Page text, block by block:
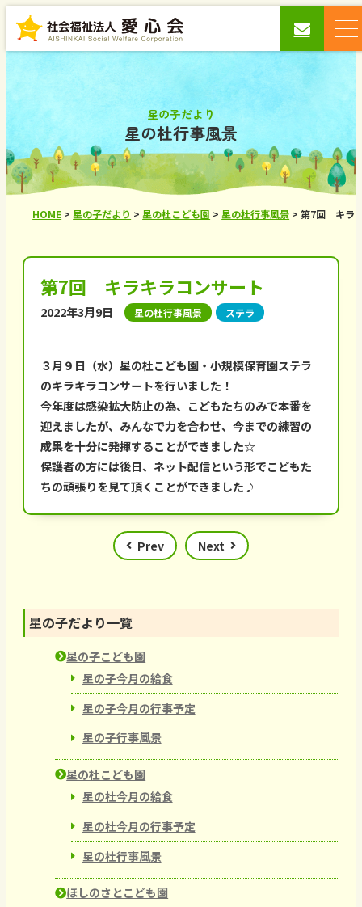
星の杜行事風景
星の子だより
HOME >星の子だより >星の杜こども園 >星の杜行事風景 >第7回 キラ
第7回 キラキラコンサート
2022年3月9日 星の杜行事風景 ステラ
３月９日（水）星の杜こども園・小規模保育園ステラ
のキラキラコンサートを行いました！
今年度は感染拡大防止の為、こどもたちのみで本番を
迎えましたが、みんなで力を合わせ、今までの練習の
成果を十分に発揮することができました☆
保護者の方には後日、ネット配信という形でこどもた
ちの頑張りを見て頂くことができました♪
Prev Next
星の子だより一覽
星の子こども園
星の子今月の給食
星の子今月の行事予定
星の子行事風景
星の杜こども園
星の杜今月の給食
星の杜今月の行事予定
星の杜行事風景
ほしのさとこども園